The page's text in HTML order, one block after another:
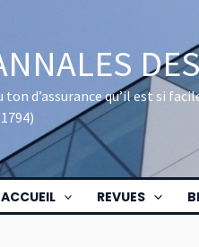
ton d’assurance qu’il est si
ACCUEIL REVUES